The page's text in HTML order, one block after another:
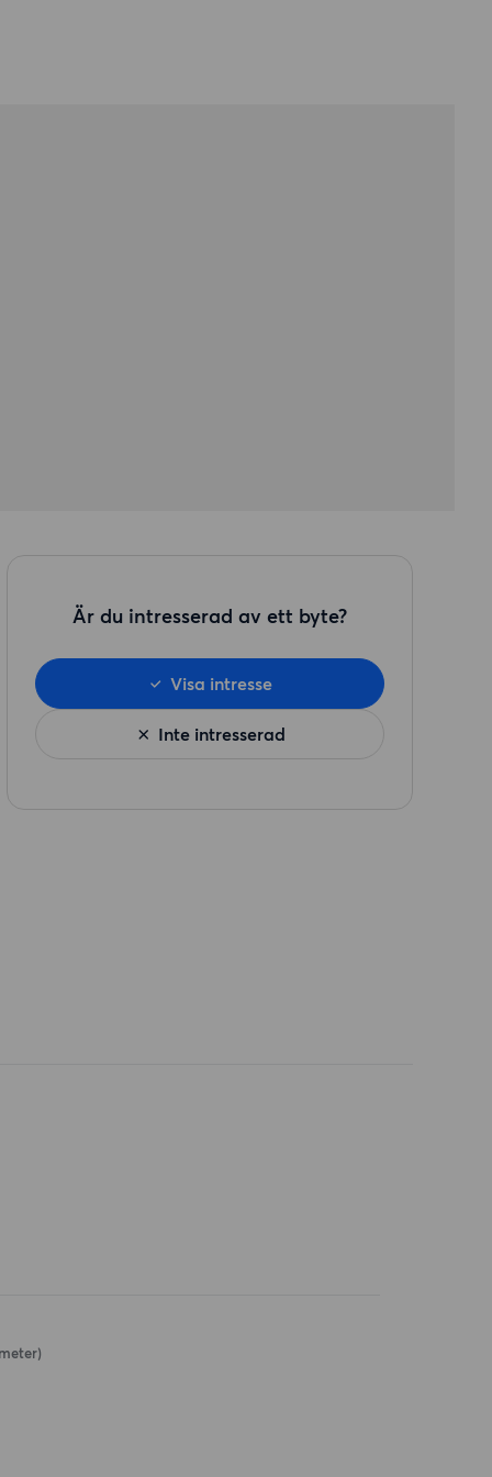
Är du intresserad av ett byte?
Inte intresserad
Visa intresse